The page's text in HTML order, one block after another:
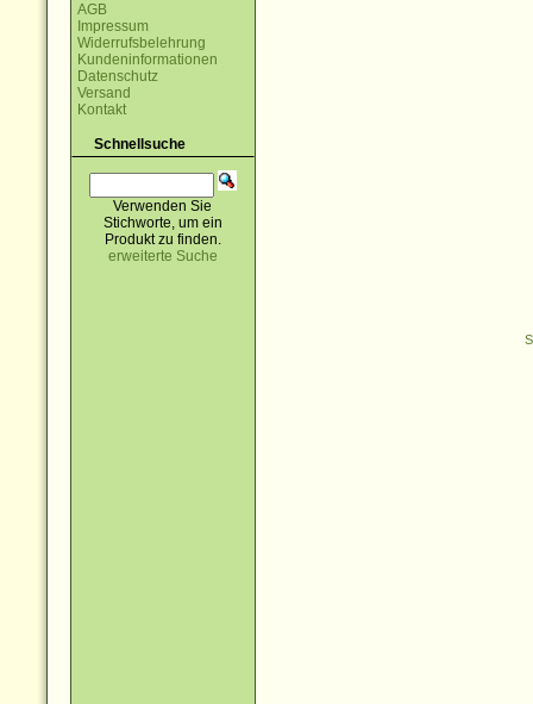
AGB
Impressum
Widerrufsbelehrung
Kundeninformationen
Datenschutz
Versand
Kontakt
Schnellsuche
Verwenden Sie
Stichworte, um ein
Produkt zu finden.
erweiterte Suche